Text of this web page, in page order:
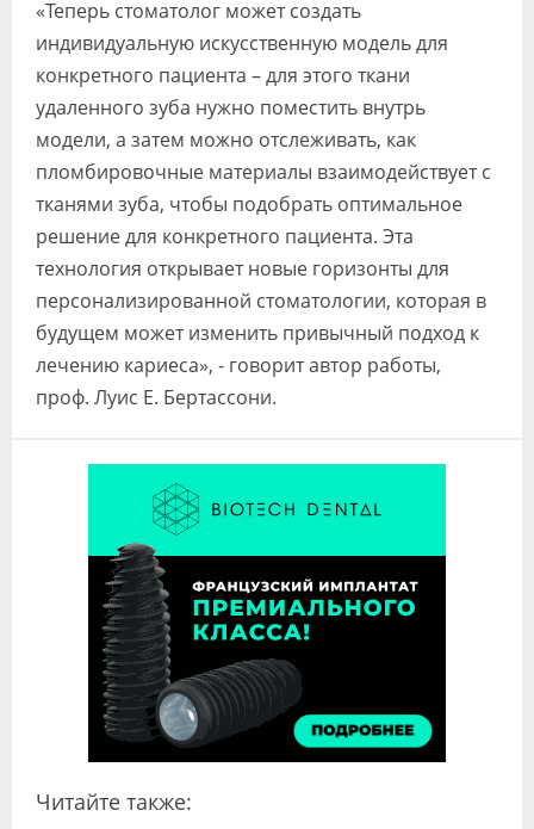
«Теперь стоматолог может создать
индивидуальную искусственную модель для
конкретного пациента – для этого ткани
удаленного зуба нужно поместить внутрь
модели, а затем можно отслеживать, как
пломбировочные материалы взаимодействует с
тканями зуба, чтобы подобрать оптимальное
решение для конкретного пациента. Эта
технология открывает новые горизонты для
персонализированной стоматологии, которая в
будущем может изменить привычный подход к
лечению кариеса», - говорит автор работы,
проф. Луис Е. Бертассони.
Читайте также: